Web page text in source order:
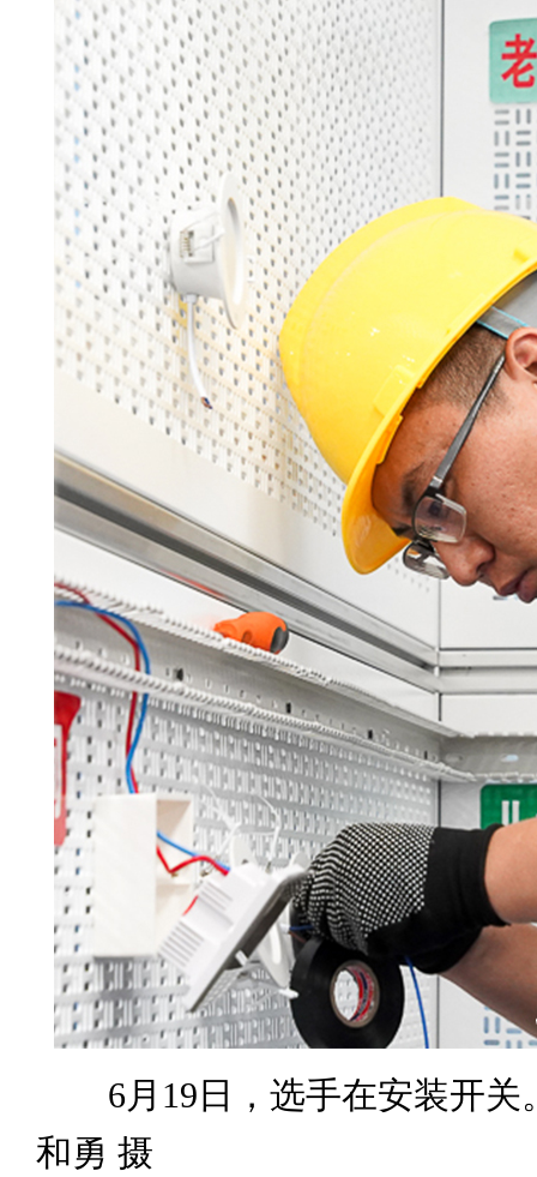
6月19日，选手在安装开关
和勇 摄